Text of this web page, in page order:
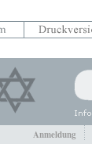
Anmeldung